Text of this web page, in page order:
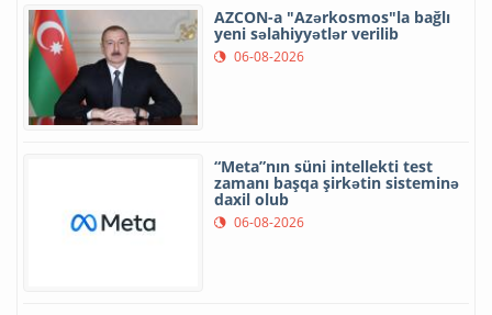
AZCON-a "Azərkosmos"la bağlı
yeni səlahiyyətlər verilib
06-08-2026
“Meta”nın süni intellekti test
zamanı başqa şirkətin sisteminə
daxil olub
06-08-2026